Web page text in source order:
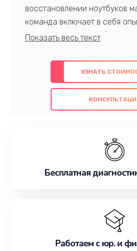
восстановлении ноутбуков
команда включает в себя
профессионалов с
предлагаем быстрый и
использованием
также гарантируем качество
проведенных работ. Наша
наилучшим образом. Не
УЗНАТЬ
Бесплатная
Работаем с юр. и